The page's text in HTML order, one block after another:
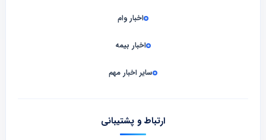
اخبار وام
اخبار بیمه
سایر اخبار مهم
ارتباط و پشتیبانی